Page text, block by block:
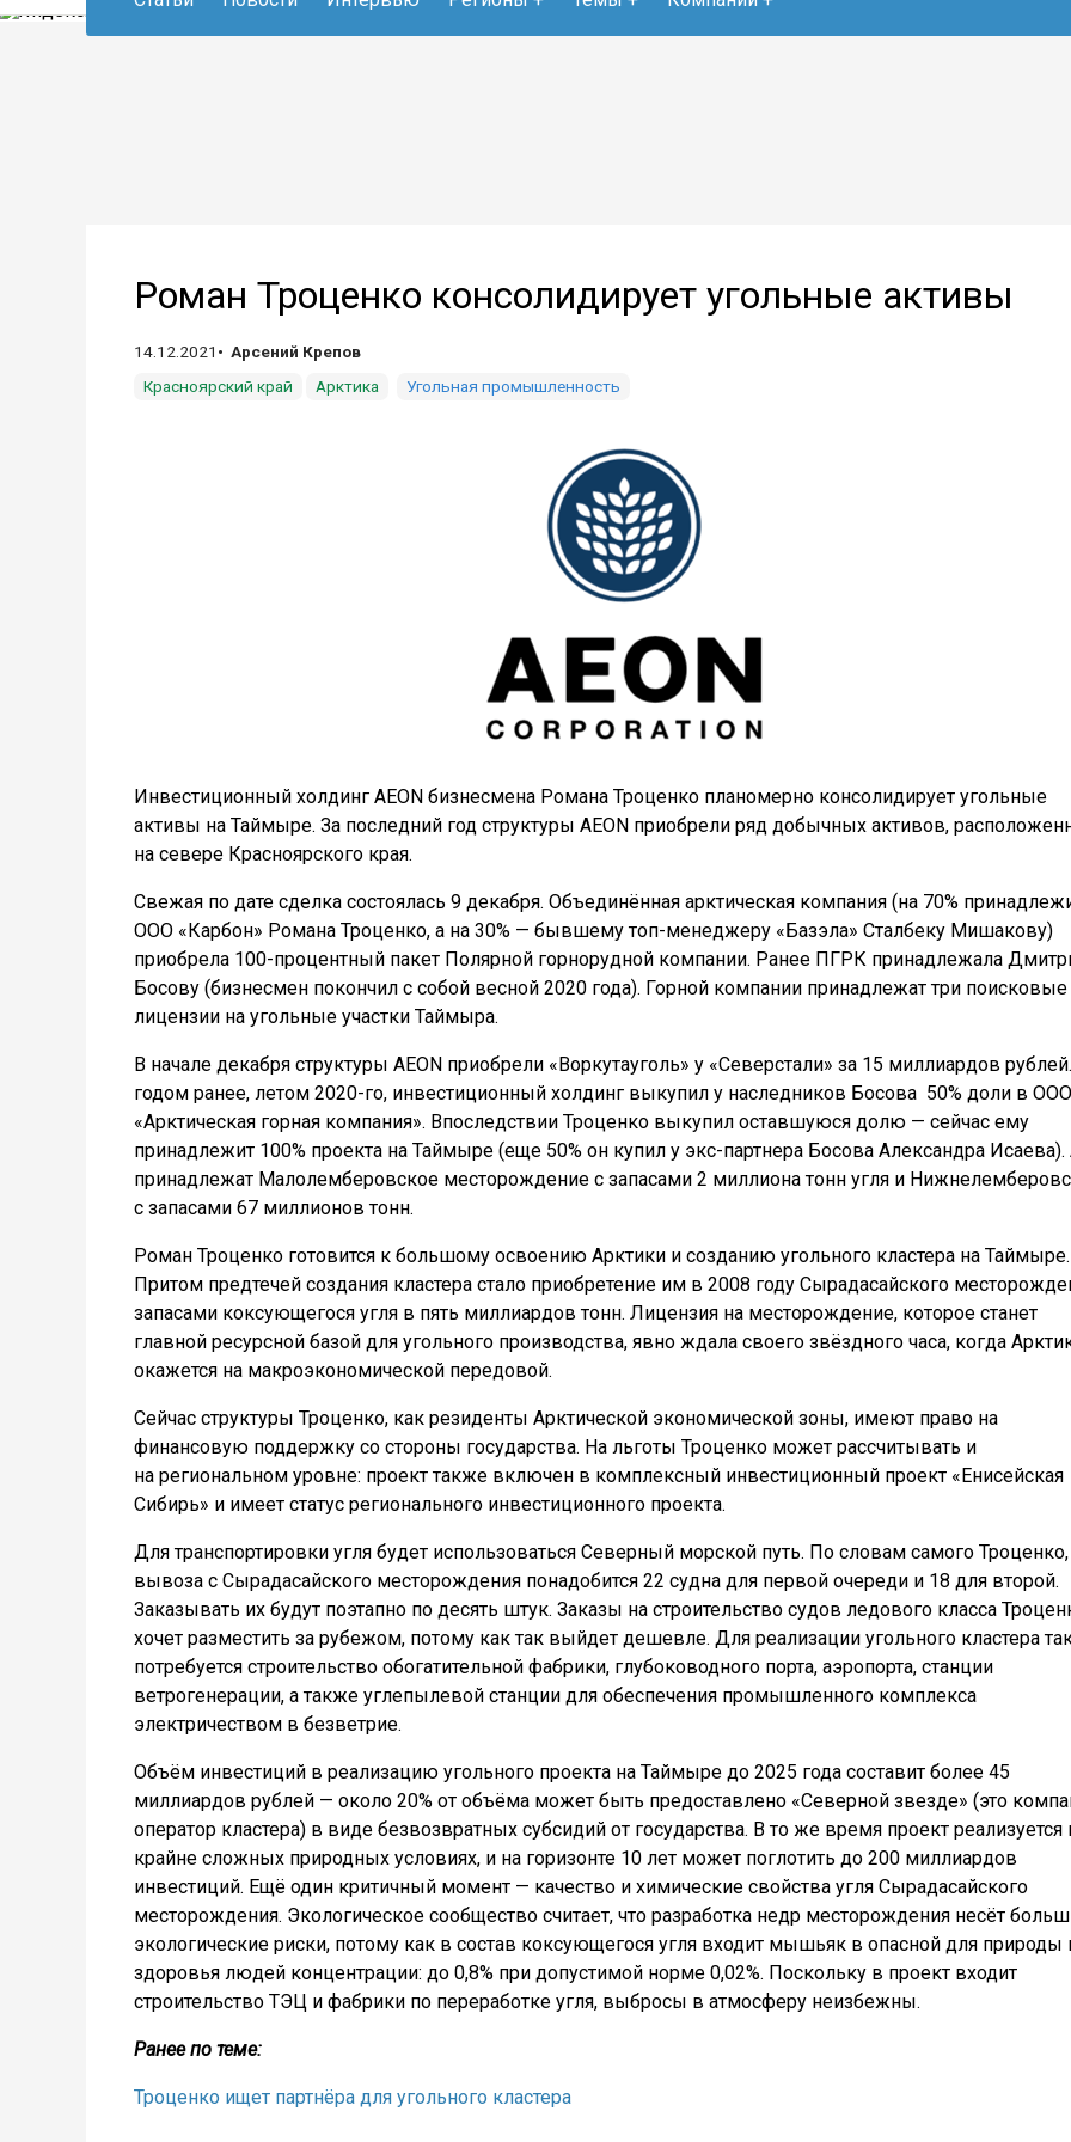
Роман Троценко консолидирует угольные активы
14.12.2021
Арсений Крепов
Красноярский край
Арктика Угольная промышленность
Инвестиционный холдинг AEON бизнесмена Романа Троценко планомерно консолидирует угольные
активы на Таймыре. За последний год структуры AEON приобрели ряд добычных активов,
на севере Красноярского края.
Свежая по дате сделка состоялась 9 декабря. Объединённая арктическая компания (на 70%
ООО «Карбон» Романа Троценко, а на 30% — бывшему топ-менеджеру «Базэла» Сталбеку Мишакову)
приобрела 100-процентный пакет Полярной горнорудной компании. Ранее ПГРК принадлежала
Босову (бизнесмен покончил с собой весной 2020 года). Горной компании принадлежат три поисковые
лицензии на угольные участки Таймыра.
В начале декабря структуры AEON приобрели «Воркутауголь» у «Северстали» за 15 миллиардов
годом ранее, летом 2020-го, инвестиционный холдинг выкупил у наследников Босова 50% доли в ООО
«Арктическая горная компания». Впоследствии Троценко выкупил оставшуюся долю — сейчас ему
принадлежит 100% проекта на Таймыре (еще 50% он купил у экс-партнера Босова Александра
принадлежат Малолемберовское месторождение с запасами 2 миллиона тонн угля и
с запасами 67 миллионов тонн.
Роман Троценко готовится к большому освоению Арктики и созданию угольного кластера на Таймыре.
Притом предтечей создания кластера стало приобретение им в 2008 году Сырадасайского
запасами коксующегося угля в пять миллиардов тонн. Лицензия на месторождение, которое станет
главной ресурсной базой для угольного производства, явно ждала своего звёздного часа, когда
окажется на макроэкономической передовой.
Сейчас структуры Троценко, как резиденты Арктической экономической зоны, имеют право на
финансовую поддержку со стороны государства. На льготы Троценко может рассчитывать и
на региональном уровне: проект также включен в комплексный инвестиционный проект «Енисейская
Сибирь» и имеет статус регионального инвестиционного проекта.
Для транспортировки угля будет использоваться Северный морской путь. По словам самого
вывоза с Сырадасайского месторождения понадобится 22 судна для первой очереди и 18 для второй.
Заказывать их будут поэтапно по десять штук. Заказы на строительство судов ледового класса
хочет разместить за рубежом, потому как так выйдет дешевле. Для реализации угольного кластера
потребуется строительство обогатительной фабрики, глубоководного порта, аэропорта, станции
ветрогенерации, а также углепылевой станции для обеспечения промышленного комплекса
электричеством в безветрие.
Объём инвестиций в реализацию угольного проекта на Таймыре до 2025 года составит более 45
миллиардов рублей — около 20% от объёма может быть предоставлено «Северной звезде» (это
оператор кластера) в виде безвозвратных субсидий от государства. В то же время проект реализуется
крайне сложных природных условиях, и на горизонте 10 лет может поглотить до 200 миллиардов
инвестиций. Ещё один критичный момент — качество и химические свойства угля Сырадасайского
месторождения. Экологическое сообщество считает, что разработка недр месторождения несёт
экологические риски, потому как в состав коксующегося угля входит мышьяк в опасной для природы
здоровья людей концентрации: до 0,8% при допустимой норме 0,02%. Поскольку в проект входит
строительство ТЭЦ и фабрики по переработке угля, выбросы в атмосферу неизбежны.
Ранее по теме:
Троценко ищет партнёра для угольного кластера